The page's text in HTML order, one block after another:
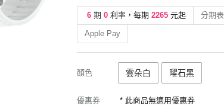
6 期 0 利率，每期 2265 元起 分期表
Apple Pay
顏色 雲朵白 曜石黑
優惠券 * 此商品無適用優惠券